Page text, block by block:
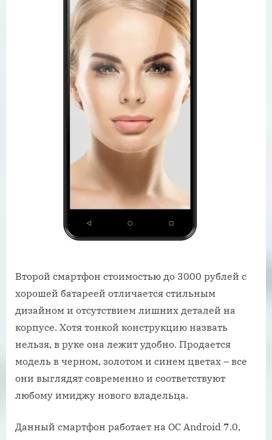
Второй смартфон стоимостью до 3000 рублей с
хорошей батареей отличается стильным
дизайном и отсутствием лишних деталей на
корпусе. Хотя тонкой конструкцию назвать
нельзя, в руке она лежит удобно. Продается
модель в черном, золотом и синем цветах – все
они выглядят современно и соответствуют
любому имиджу нового владельца.
Данный смартфон работает на ОС Android 7.0,